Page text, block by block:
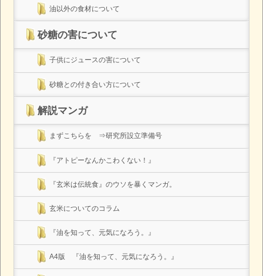
油以外の食材について
砂糖の害について
子供にジュースの害について
砂糖との付き合い方について
解説マンガ
まずこちらを ⇒研究所設立準備号
『アトピーなんかこわくない！』
『玄米は伝統食』のウソを暴くマンガ。
玄米についてのコラム
『油を知って、元気になろう。』
A4版 『油を知って、元気になろう。』